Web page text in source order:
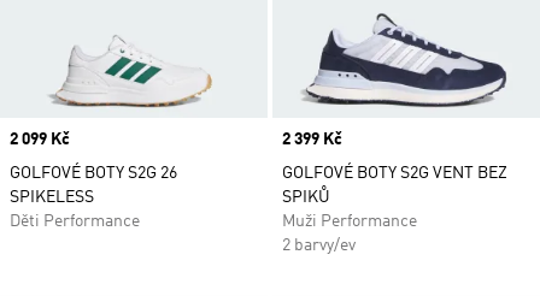
Price
2 099 Kč
GOLFOVÉ BOTY S2G 26
SPIKELESS
Děti Performance
Price
2 399 Kč
GOLFOVÉ BOTY S2G VENT BEZ
SPIKŮ
Muži Performance
2 barvy/ev